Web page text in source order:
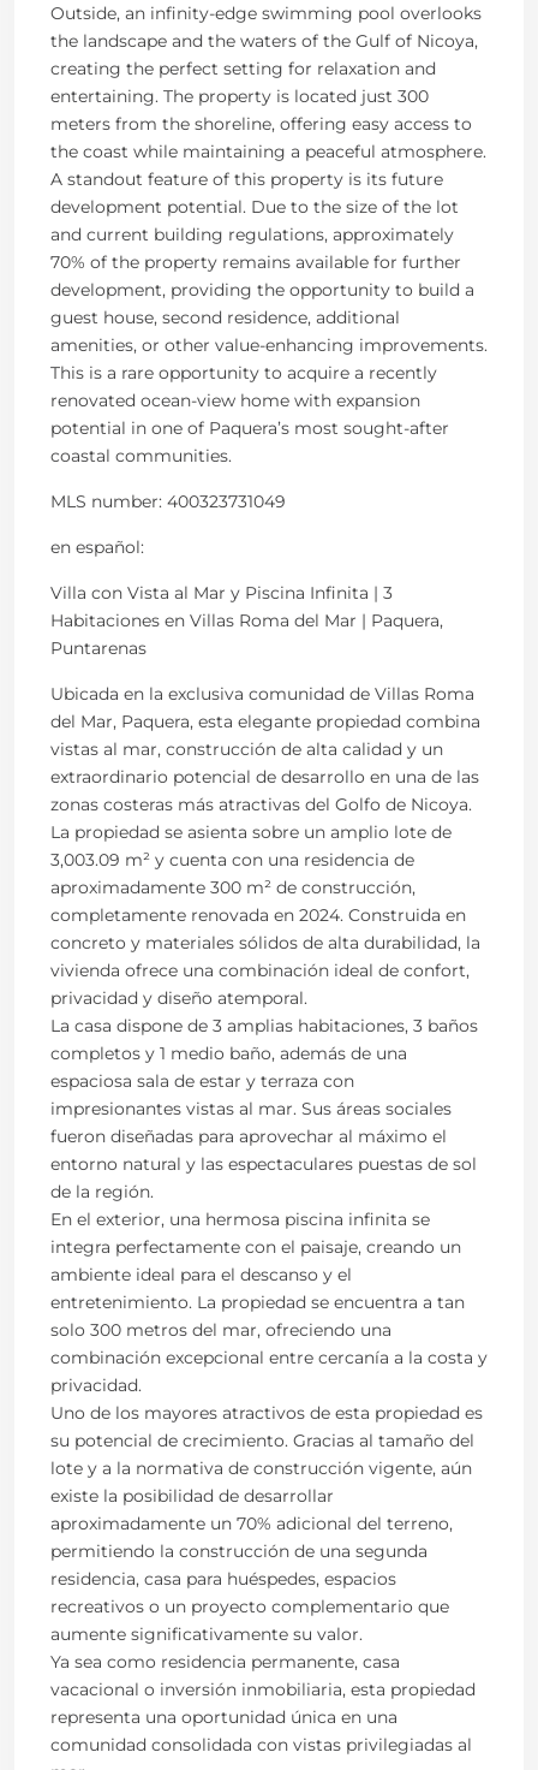
Outside, an infinity-edge swimming pool overlooks
the landscape and the waters of the Gulf of Nicoya,
creating the perfect setting for relaxation and
entertaining. The property is located just 300
meters from the shoreline, offering easy access to
the coast while maintaining a peaceful atmosphere.
A standout feature of this property is its future
development potential. Due to the size of the lot
and current building regulations, approximately
70% of the property remains available for further
development, providing the opportunity to build a
guest house, second residence, additional
amenities, or other value-enhancing improvements.
This is a rare opportunity to acquire a recently
renovated ocean-view home with expansion
potential in one of Paquera’s most sought-after
coastal communities.
MLS number: 400323731049
en español:
Villa con Vista al Mar y Piscina Infinita | 3
Habitaciones en Villas Roma del Mar | Paquera,
Puntarenas
Ubicada en la exclusiva comunidad de Villas Roma
del Mar, Paquera, esta elegante propiedad combina
vistas al mar, construcción de alta calidad y un
extraordinario potencial de desarrollo en una de las
zonas costeras más atractivas del Golfo de Nicoya.
La propiedad se asienta sobre un amplio lote de
3,003.09 m² y cuenta con una residencia de
aproximadamente 300 m² de construcción,
completamente renovada en 2024. Construida en
concreto y materiales sólidos de alta durabilidad, la
vivienda ofrece una combinación ideal de confort,
privacidad y diseño atemporal.
La casa dispone de 3 amplias habitaciones, 3 baños
completos y 1 medio baño, además de una
espaciosa sala de estar y terraza con
impresionantes vistas al mar. Sus áreas sociales
fueron diseñadas para aprovechar al máximo el
entorno natural y las espectaculares puestas de sol
de la región.
En el exterior, una hermosa piscina infinita se
integra perfectamente con el paisaje, creando un
ambiente ideal para el descanso y el
entretenimiento. La propiedad se encuentra a tan
solo 300 metros del mar, ofreciendo una
combinación excepcional entre cercanía a la costa y
privacidad.
Uno de los mayores atractivos de esta propiedad es
su potencial de crecimiento. Gracias al tamaño del
lote y a la normativa de construcción vigente, aún
existe la posibilidad de desarrollar
aproximadamente un 70% adicional del terreno,
permitiendo la construcción de una segunda
residencia, casa para huéspedes, espacios
recreativos o un proyecto complementario que
aumente significativamente su valor.
Ya sea como residencia permanente, casa
vacacional o inversión inmobiliaria, esta propiedad
representa una oportunidad única en una
comunidad consolidada con vistas privilegiadas al